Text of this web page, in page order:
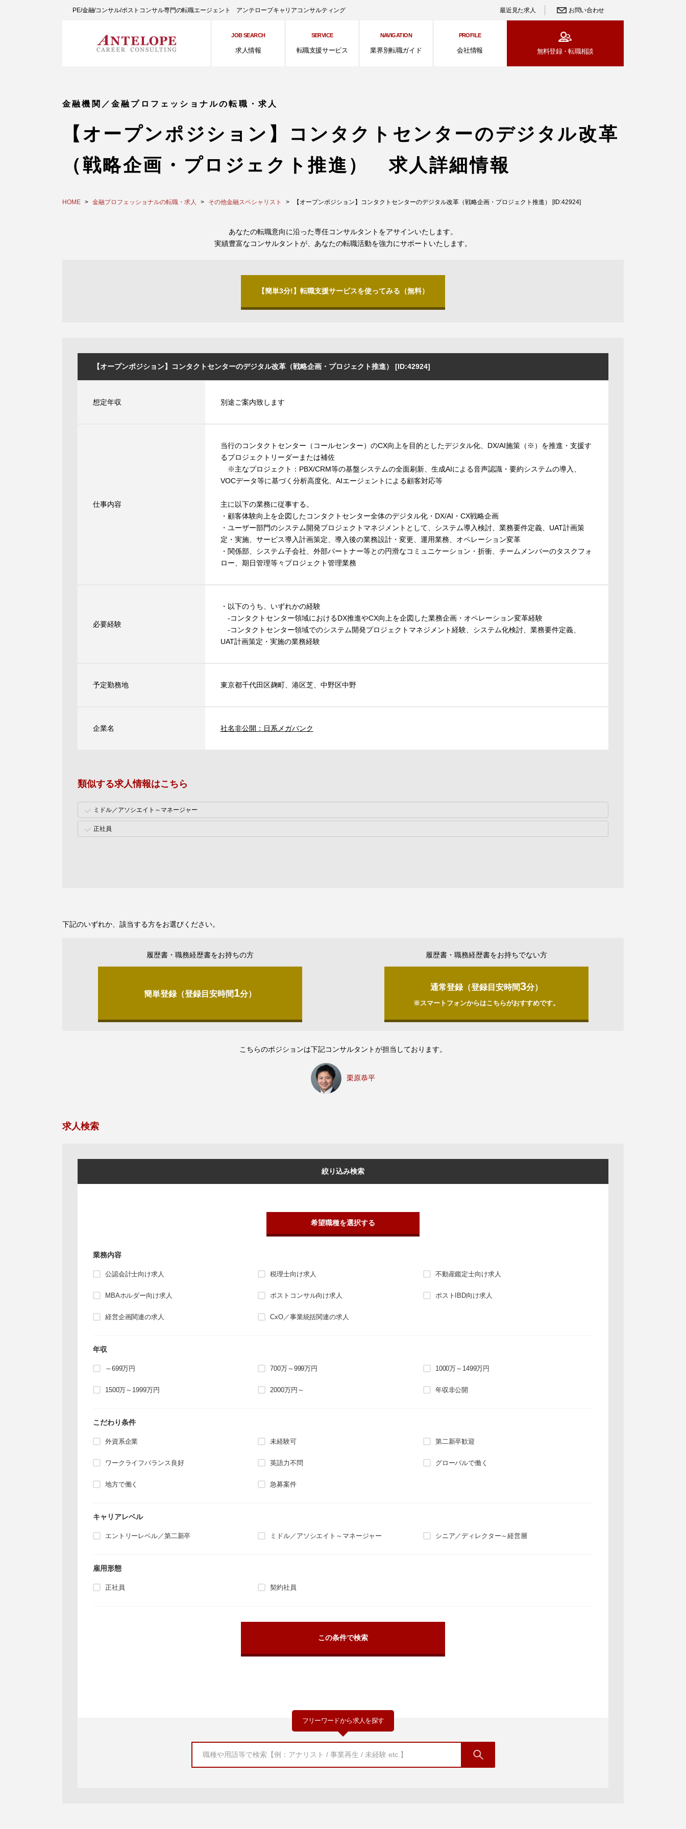
PE/金融/コンサル/ポストコンサル専門の転職エージェント アンテロープキャリアコンサルティング 最近見た求人 お問い合わせ
JOB SEARCH
求人情報
SERVICE
転職支援サービス
NAVIGATION
業界別転職ガイド
PROFILE
会社情報 無料登録・転職相談
金融機関／金融プロフェッショナルの転職・求人
【オープンポジション】コンタクトセンターのデジタル改革
（戦略企画・プロジェクト推進） 求人詳細情報
HOME 金融プロフェッショナルの転職・求人 その他金融スペシャリスト 【オープンポジション】コンタクトセンターのデジタル改革（戦略企画・プロジェクト推進） [ID:42924]
あなたの転職意向に沿った専任コンサルタントをアサインいたします。
実績豊富なコンサルタントが、あなたの転職活動を強力にサポートいたします。
【簡単3分!】転職支援サービスを使ってみる（無料）
【オープンポジション】コンタクトセンターのデジタル改革（戦略企画・プロジェクト推進） [ID:42924]
想定年収 別途ご案内致します
仕事内容
当行のコンタクトセンター（コールセンター）のCX向上を目的としたデジタル化、DX/AI施策（※）を推進・支援す
るプロジェクトリーダーまたは補佐
※主なプロジェクト：PBX/CRM等の基盤システムの全面刷新、生成AIによる音声認識・要約システムの導入、
VOCデータ等に基づく分析高度化、AIエージェントによる顧客対応等
主に以下の業務に従事する。
・顧客体験向上を企図したコンタクトセンター全体のデジタル化・DX/AI・CX戦略企画
・ユーザー部門のシステム開発プロジェクトマネジメントとして、システム導入検討、業務要件定義、UAT計画策
定・実施、サービス導入計画策定、導入後の業務設計・変更、運用業務、オペレーション変革
・関係部、システム子会社、外部パートナー等との円滑なコミュニケーション・折衝、チームメンバーのタスクフォ
ロー、期日管理等々プロジェクト管理業務
必要経験
・以下のうち、いずれかの経験
-コンタクトセンター領域におけるDX推進やCX向上を企図した業務企画・オペレーション変革経験
-コンタクトセンター領域でのシステム開発プロジェクトマネジメント経験、システム化検討、業務要件定義、
UAT計画策定・実施の業務経験
予定勤務地 東京都千代田区麹町、港区芝、中野区中野
企業名 社名非公開：日系メガバンク
類似する求人情報はこちら
ミドル／アソシエイト～マネージャー
正社員
下記のいずれか、該当する方をお選びください。
履歴書・職務経歴書をお持ちの方
簡単登録（登録目安時間1分）
履歴書・職務経歴書をお持ちでない方
通常登録（登録目安時間3分）
※スマートフォンからはこちらがおすすめです。
こちらのポジションは下記コンサルタントが担当しております。
栗原恭平
求人検索
絞り込み検索
希望職種を選択する
業務内容
公認会計士向け求人 税理士向け求人 不動産鑑定士向け求人
MBAホルダー向け求人 ポストコンサル向け求人 ポストIBD向け求人
経営企画関連の求人 CxO／事業統括関連の求人
年収
～699万円 700万～999万円 1000万～1499万円
1500万～1999万円 2000万円～ 年収非公開
こだわり条件
外資系企業 未経験可 第二新卒歓迎
ワークライフバランス良好 英語力不問 グローバルで働く
地方で働く 急募案件
キャリアレベル
エントリーレベル／第二新卒 ミドル／アソシエイト～マネージャー シニア／ディレクター～経営層
雇用形態
正社員 契約社員
フリーワードから求人を探す